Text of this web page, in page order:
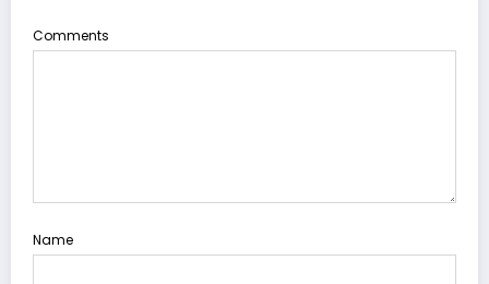
Comments
Name